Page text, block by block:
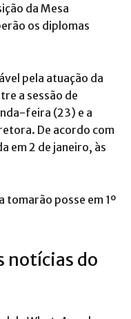
da Mesa
os diplomas
pela atuação da
a sessão de
feira (23) e a
De acordo com
em 2 de janeiro, às
tomarão posse em 1º
notícias do